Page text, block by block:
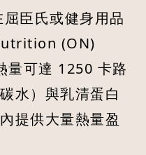
臣氏或健身用品
(ON)
可達 1250 卡路
水）與乳清蛋白
提供大量熱量盈